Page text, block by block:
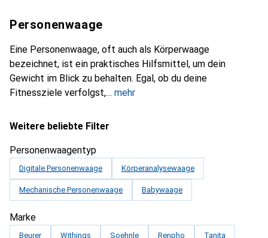
Personenwaage
Eine Personenwaage, oft auch als Körperwaage
bezeichnet, ist ein praktisches Hilfsmittel, um dein
Gewicht im Blick zu behalten. Egal, ob du deine
Fitnessziele verfolgst,
mehr
Weitere beliebte Filter
Personenwaagentyp
Digitale Personenwaage Körperanalysewaage
Mechanische Personenwaage Babywaage
Marke
Beurer Withings Soehnle Renpho Tanita